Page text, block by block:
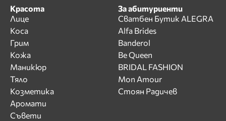
Красота
Лице
Коса
Грим
Кожа
Маникюр
Тяло
Козметика
Аромати
Съвети
За абитуриенти
Сватбен Бутик ALEGRA
Alfa Brides
Banderol
Be Queen
BRIDAL FASHION
Mon Amour
Стоян Радичев